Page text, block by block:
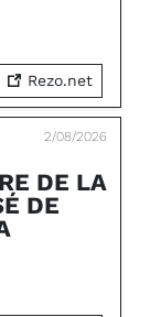
Rezo.net
2/08/2026
DE LA
DE